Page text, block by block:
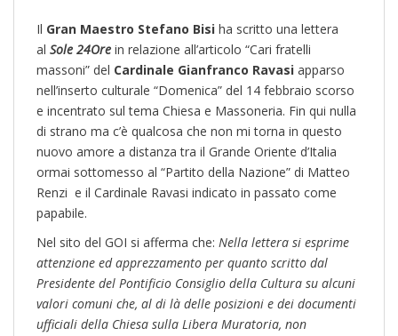
Il Gran Maestro Stefano Bisi ha scritto una lettera
al Sole 24Ore in relazione all’articolo “Cari fratelli
massoni” del Cardinale Gianfranco Ravasi apparso
nell’inserto culturale “Domenica” del 14 febbraio scorso
e incentrato sul tema Chiesa e Massoneria. Fin qui nulla
di strano ma c’è qualcosa che non mi torna in questo
nuovo amore a distanza tra il Grande Oriente d’Italia
ormai sottomesso al “Partito della Nazione” di Matteo
Renzi e il Cardinale Ravasi indicato in passato come
papabile.
Nel sito del GOI si afferma che: Nella lettera si esprime
attenzione ed apprezzamento per quanto scritto dal
Presidente del Pontificio Consiglio della Cultura su alcuni
valori comuni che, al di là delle posizioni e dei documenti
ufficiali della Chiesa sulla Libera Muratoria, non